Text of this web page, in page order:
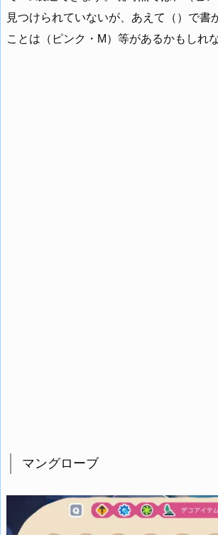
見つけられていないが、あえて（）で書
ことは（ピンク・M）等があるかもしれな
マングローブ